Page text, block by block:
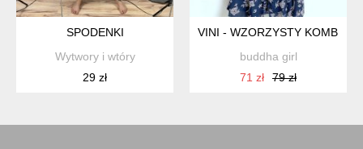
SPODENKI
Wytwory i wtóry
29 zł
VINI - WZORZYSTY
buddha girl
71 zł
79 zł